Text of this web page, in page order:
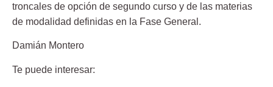
troncales de opción de segundo curso y de las materias
de modalidad definidas en la Fase General.
Damián Montero
Te puede interesar: